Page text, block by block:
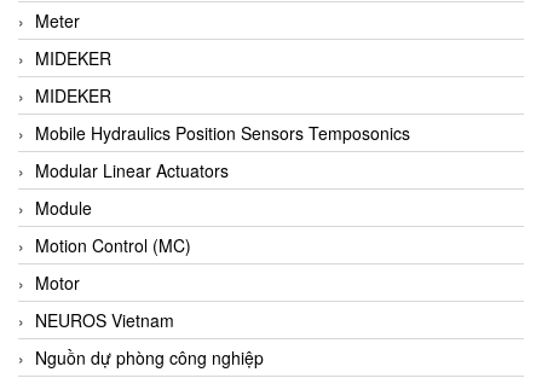
Baumer
Baumuller Vietnam
Baykee
BBC Bircher Smart Access
BCS ITALY
BEA SENSORS
Beacon Extender
Beckhoff
Bedook
Bei Sensor
Meter
MIDEKER
MIDEKER
Mobile Hydraulics Position Sensors Temposonics
Modular Linear Actuators
Module
Motion Control (MC)
Motor
NEUROS Vietnam
Nguồn dự phòng công nghiệp